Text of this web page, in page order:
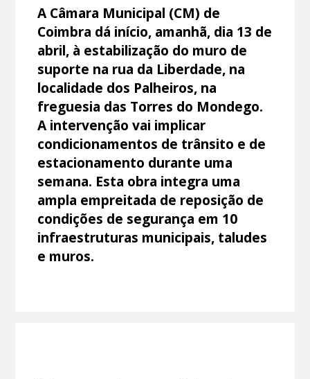
A Câmara Municipal (CM) de
Coimbra dá início, amanhã, dia 13 de
abril, à estabilização do muro de
suporte na rua da Liberdade, na
localidade dos Palheiros, na
freguesia das Torres do Mondego.
A intervenção vai implicar
condicionamentos de trânsito e de
estacionamento durante uma
semana. Esta obra integra uma
ampla empreitada de reposição de
condições de segurança em 10
infraestruturas municipais, taludes
e muros.